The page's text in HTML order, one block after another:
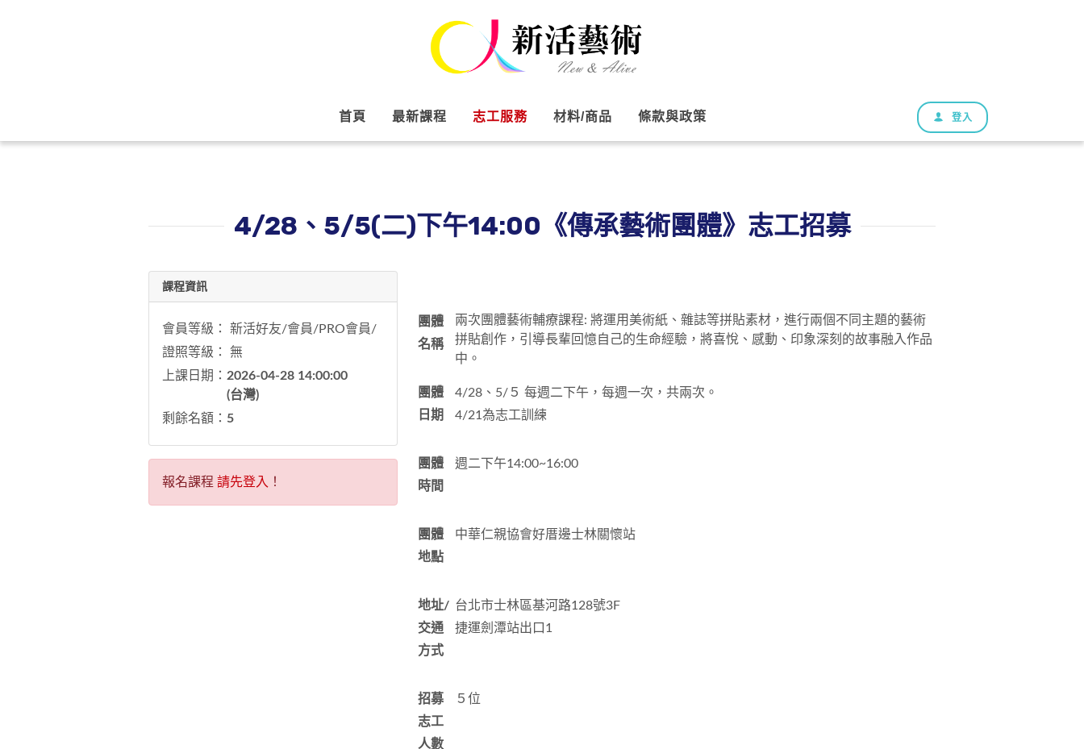
登入
首頁 最新課程 志工服務 材料/商品 條款與政策
4/28、5/5(二)下午14:00《傳承藝術團體》志工招募
課程資訊
會員等級： 新活好友/會員/PRO會員/
證照等級： 無
上課日期： 2026-04-28 14:00:00
(台灣)
剩餘名額： 5
報名課程 請先登入 ！
團體
名稱
兩次團體藝術輔療課程: 將運用美術紙、雜誌等拼貼素材，進行兩個不同主題的藝術
拼貼創作，引導長輩回憶自己的生命經驗，將喜悅、感動、印象深刻的故事融入作品
中。
團體
日期
4/28、5/５ 每週二下午，每週一次，共兩次。
4/21為志工訓練
團體
時間
週二下午14:00~16:00
團體
地點
中華仁親協會好厝邊士林關懷站
地址/
交通
方式
台北市士林區基河路128號3F
捷運劍潭站出口1
招募
志工
人數
５位